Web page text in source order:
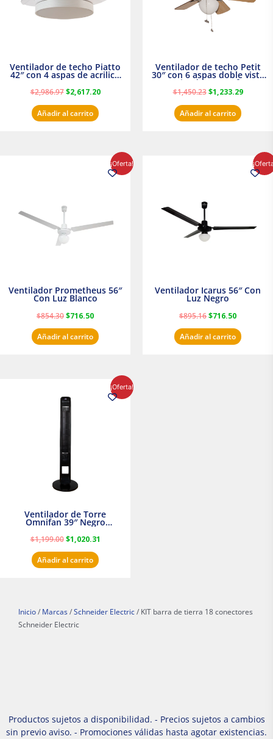
Ventilador de techo Piatto
42″ con 4 aspas de acrilico
transparente
$2,986.97 $2,617.20
Añadir al carrito
Ventilador de techo Petit
30″ con 6 aspas doble vista
Satinado Masterfan
$1,450.23 $1,233.29
Añadir al carrito
¡Oferta!
Ventilador Prometheus 56″
Con Luz Blanco
$854.30$716.50
precio
actual
Añadir al carrito
Ventilador Icarus 56″ Con
Luz Negro
$895.16$716.50
precio
actual
Añadir al carrito
¡Oferta!
Ventilador de Torre
Omnifan 39″ Negro
$1,199.00
original
era:
$1,020.31
precio
actual
Añadir al carrito
Inicio / Marcas / Schneider Electric / KIT barra de tierra 18 conectores
Schneider Electric
Productos sujetos a disponibilidad. - Precios sujetos a cambios
sin previo aviso. - Promociones válidas hasta agotar existencias.